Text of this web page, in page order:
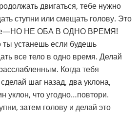
двигаться, тебе нужно
ступни или смещать голову. Это
НЕ ОБА В ОДНО ВРЕМЯ!
устанешь если будешь
все тело в одно время. Делай
Когда тебя
шаг назад, два уклона,
уклон, что угодно…повтори.
затем голову и делай это